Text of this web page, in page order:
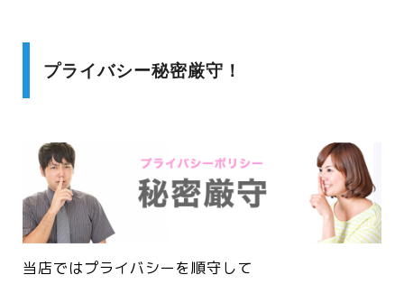
プライバシー秘密厳守！
当店ではプライバシーを順守して